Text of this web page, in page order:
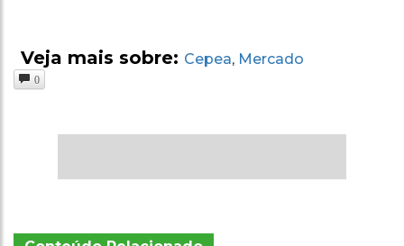
Veja mais sobre: Cepea, Mercado
0